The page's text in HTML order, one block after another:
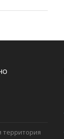
территория